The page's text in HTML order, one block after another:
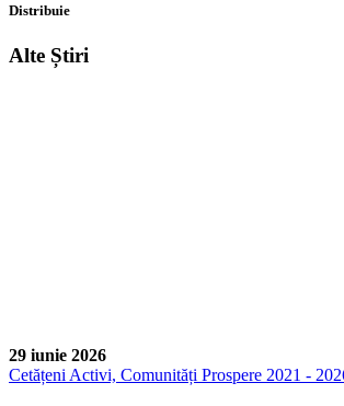
Distribuie
Alte Știri
29 iunie 2026
Cetățeni Activi, Comunități Prospere 2021 -